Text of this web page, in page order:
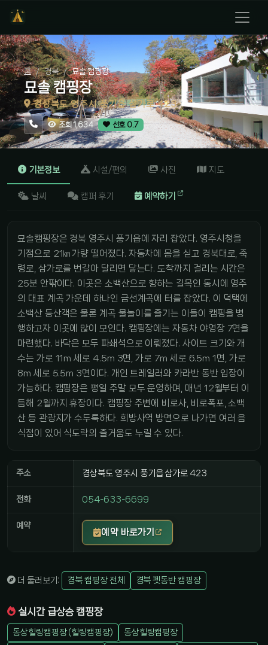
홈 경북 묘솔 캠핑장
묘솔 캠핑장
경상북도 영주시 풍기읍 삼가로 423
조회 1,634 선호 0.7
기본정보 시설/편의 사진 지도
날씨 캠퍼 후기 예약하기
묘솔캠핑장은 경북 영주시 풍기읍에 자리 잡았다. 영주시청을
기점으로 21㎞가량 떨어졌다. 자동차에 몸을 싣고 경북대로, 죽
령로, 삼가로를 번갈아 달리면 닿는다. 도착까지 걸리는 시간은
25분 안팎이다. 이곳은 소백산으로 향하는 길목인 동시에 영주
의 대표 계곡 가운데 하나인 금선계곡에 터를 잡았다. 이 덕택에
소백산 등산객은 물론 계곡 물놀이를 즐기는 이들이 캠핑을 병
행하고자 이곳에 많이 모인다. 캠핑장에는 자동차 야영장 7면을
마련했다. 바닥은 모두 파쇄석으로 이뤄졌다. 사이트 크기와 개
수는 가로 11m 세로 4.5m 3면, 가로 7m 세로 6.5m 1면, 가로
8m 세로 5.5m 3면이다. 개인 트레일러와 카라반 동반 입장이
가능하다. 캠핑장은 평일 주말 모두 운영하며, 매년 12월부터 이
듬해 2월까지 휴장이다. 캠핑장 주변에 비로사, 비로폭포, 소백
산 등 관광지가 수두룩하다. 희방사역 방면으로 나가면 여러 음
식점이 있어 식도락의 즐거움도 누릴 수 있다.
주소 경상북도 영주시 풍기읍 삼가로 423
전화 054-633-6699
예약
예약 바로가기
더 둘러보기: 경북 캠핑장 전체 경북 펫동반 캠핑장
실시간 급상승 캠핑장
동상힐링캠핑장 (힐링캠핑장)
동상힐링캠핑장